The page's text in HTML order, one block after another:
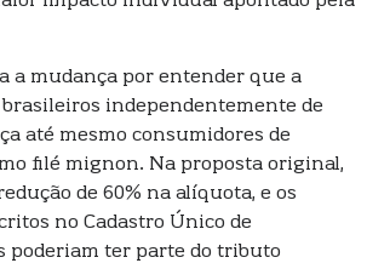
a mudança por entender que a
independentemente de
até mesmo consumidores de
filé mignon. Na proposta original,
de 60% na alíquota, e os
no Cadastro Único de
poderiam ter parte do tributo